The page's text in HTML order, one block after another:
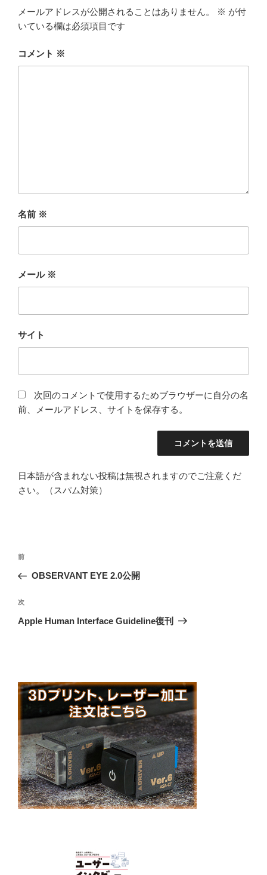
メールアドレスが公開されることはありません。 ※ が付
いている欄は必須項目です
コメント ※
名前 ※
メール ※
サイト
次回のコメントで使用するためブラウザーに自分の名
前、メールアドレス、サイトを保存する。
日本語が含まれない投稿は無視されますのでご注意くだ
さい。（スパム対策）
投
ナ
ビ
ゲ
ン
前
の
稿
前
OBSERVANT EYE 2.0公開
次
の
次
Apple Human Interface Guideline復刊